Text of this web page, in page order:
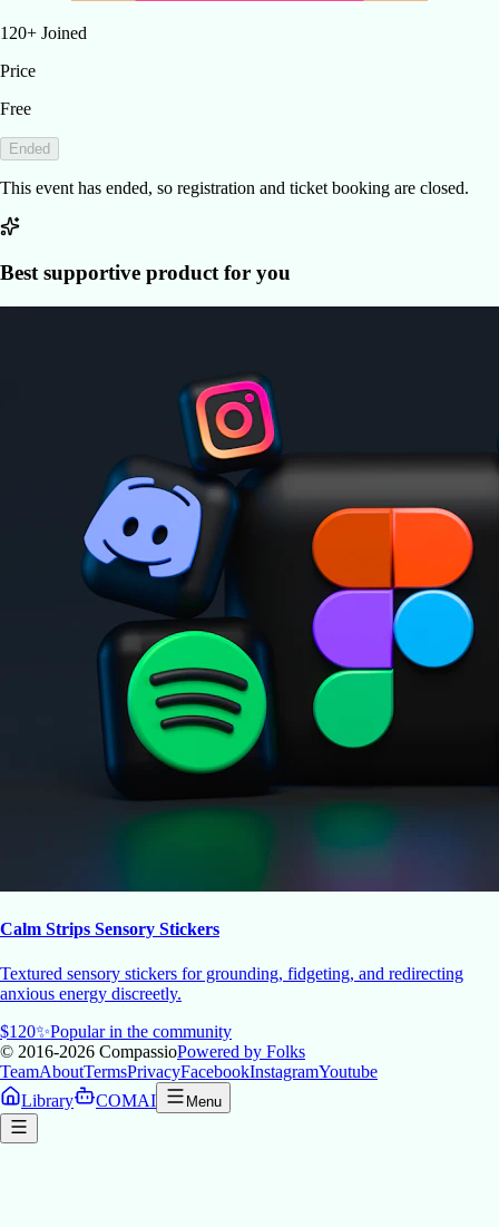
120+ Joined
Price
Free
Ended
This event has ended, so registration and ticket booking are closed.
Best supportive product for you
Calm Strips Sensory Stickers
Textured sensory stickers for grounding, fidgeting, and redirecting
anxious energy discreetly.
$120✨Popular in the community
© 2016-2026 CompassioPowered by Folks
TeamAboutTermsPrivacyFacebookInstagramYoutube
Library
COMAI Menu